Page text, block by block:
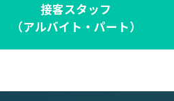
接客スタッフ
（アルバイト・パート）